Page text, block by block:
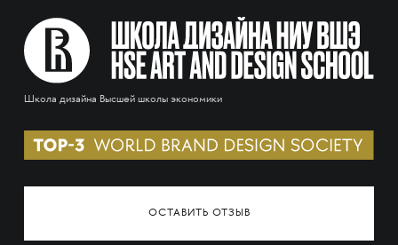
Школа дизайна Высшей школы экономики
ОСТАВИТЬ ОТЗЫВ